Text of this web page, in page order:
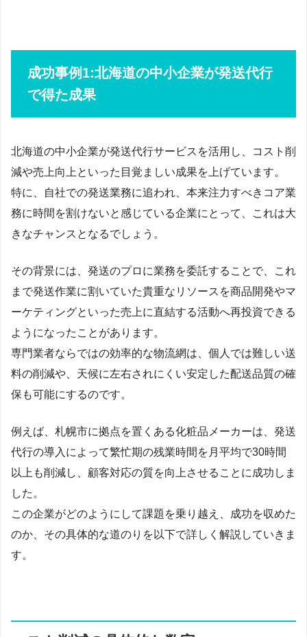
成功事例1:北海道の中小企業が発送代行
で得た成果
北海道の中小企業が発送代行サービスを活用し、コスト削
減や売上向上といった目覚ましい成果を上げています。
特に、自社での発送業務に追われ、本来注力すべきコア業
務に時間を割けないと感じている企業にとって、これは大
きなチャンスとなるでしょう。
その背景には、発送のプロに業務を委託することで、これ
まで発送作業に割いていた貴重なリソースを商品開発やマ
ーケティングといった売上に直結する活動へ再投資できる
ようになったことがあります。
専門業者ならではの効率的な物流網は、個人では難しい送
料の削減や、天候に左右されにくい安定した配送品質の確
保も可能にするのです。
例えば、札幌市に拠点を置くある化粧品メーカーは、発送
代行の導入によって繁忙期の残業時間を月平均で30時間
以上も削減し、顧客対応の質を向上させることに成功しま
した。
この企業がどのようにして課題を乗り越え、成功を収めた
のか、その具体的な道のりを以下で詳しく解説していきま
す。